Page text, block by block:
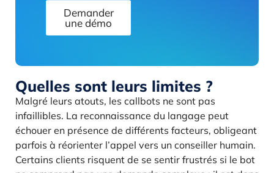
Demander
une démo
Quelles sont leurs limites ?
Malgré leurs atouts, les callbots ne sont pas
infaillibles. La reconnaissance du langage peut
échouer en présence de différents facteurs, obligeant
parfois à réorienter l’appel vers un conseiller humain.
Certains clients risquent de se sentir frustrés si le bot